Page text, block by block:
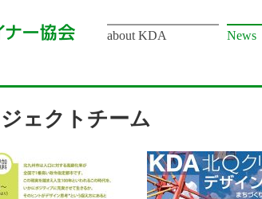
about KDA News
ェクトチーム